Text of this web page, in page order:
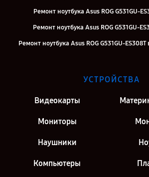
Ремонт ноутбука Asus ROG G531GU-
Ремонт ноутбука Asus ROG G531GU-
Ремонт ноутбука Asus ROG G531GU-
УСТРОЙСТВА
Видеокарты
Мониторы
Наушники
Компьютеры